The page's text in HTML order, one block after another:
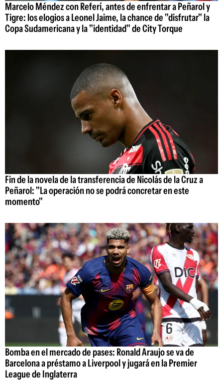
Marcelo Méndez con Referí, antes de enfrentar a Peñarol y
Tigre: los elogios a Leonel Jaime, la chance de "disfrutar" la
Copa Sudamericana y la "identidad" de City Torque
Fin de la novela de la transferencia de Nicolás de la Cruz a
Peñarol: "La operación no se podrá concretar en este
momento"
Bomba en el mercado de pases: Ronald Araujo se va de
Barcelona a préstamo a Liverpool y jugará en la Premier
League de Inglaterra